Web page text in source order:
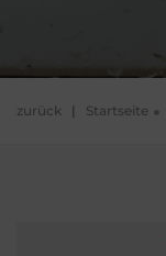
zurück | Startseite